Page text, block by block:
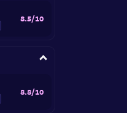
8.5/10
8.8/10